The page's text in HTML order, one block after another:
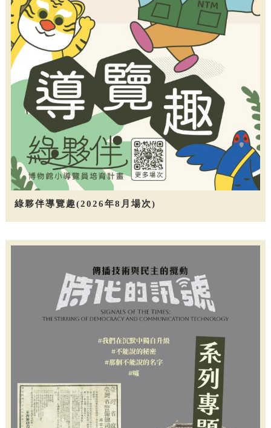
綠夥伴導覽趣(2026年8月場次)